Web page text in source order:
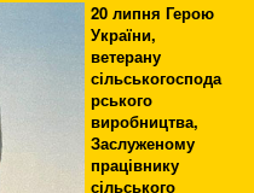
20 липня Герою
України,
ветерану
сільськогоспода
рського
виробництва,
Заслуженому
працівнику
сільського